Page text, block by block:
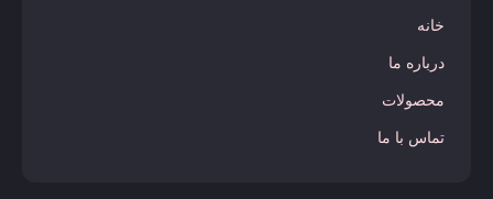
خانه
درباره ما
محصولات
تماس با ما